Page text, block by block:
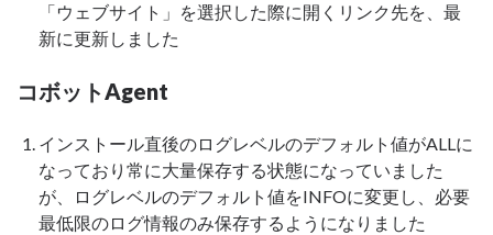
「ウェブサイト」を選択した際に開くリンク先を、最
新に更新しました
コボットAgent
インストール直後のログレベルのデフォルト値がALLに
なっており常に大量保存する状態になっていました
が、ログレベルのデフォルト値をINFOに変更し、必要
最低限のログ情報のみ保存するようになりました